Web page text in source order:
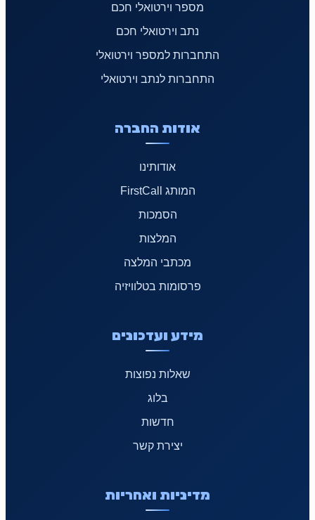
מספר וירטואלי חכם
נתב וירטואלי חכם
התחברות למספר וירטואלי
התחברות לנתב וירטואלי
אודות החברה
אודותינו
המותג FirstCall
הסמכות
המלצות
מכתבי המלצה
פרסומות בטלוויזיה
מידע ועדכונים
שאלות נפוצות
בלוג
חדשות
יצירת קשר
מדיניות ואחריות